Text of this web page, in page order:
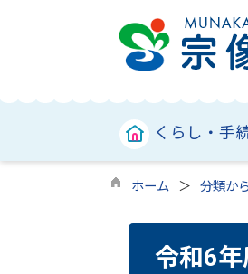
くらし・手
ホーム 分類か
令和6